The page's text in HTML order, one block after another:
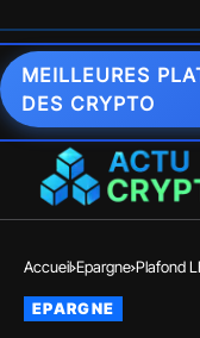
MEILLEURES
DES CRYPTO
Accueil Epargne Plafond
EPARGNE